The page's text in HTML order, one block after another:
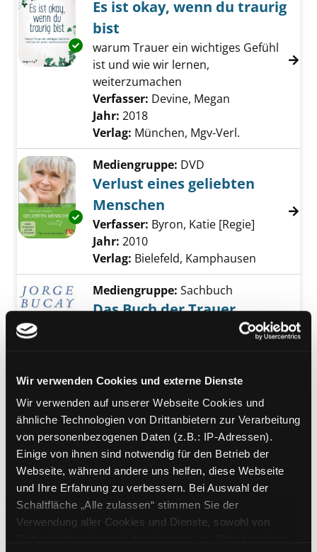
Wir verwenden Cookies und externe Dienste
Wir verwenden auf unserer Webseite Cookies und
ähnliche Technologien von Drittanbietern zur Verarbeitung
von personenbezogenen Daten (z.B.: IP-Adressen).
Einige von ihnen sind notwendig für den Betrieb der
Webseite, während andere uns helfen, diese Webseite
und Ihre Erfahrung zu verbessern. Bei Auswahl der
Schaltfläche „Alle zulassen“ stimmen Sie der
Verwendung aller Cookies und Dienste, sowohl von
Exemplar-Details von Es ist okay, wenn du
Es ist okay, wenn du traurig
bist
warum Trauer ein wichtiges Gefühl
ist und wie wir lernen,
weiterzumachen
Verfasser: Devine, Megan
Jahr: 2018
Verlag: München, Mgv-Verl.
Exemplar-Details von Verlust eines
Mediengruppe: DVD
Verlust eines geliebten
Menschen
Verfasser: Byron, Katie [Regie]
Jahr: 2010
Verlag: Bielefeld, Kamphausen
Mediengruppe: Sachbuch
Das Buch der Trauer
Wege aus Schmerz und Verlust
Suche nach
Verlag:Frankfurt/M., Fischer S.
Exemplar-Details von Warum gerade du?
Mediengruppe:Sachbuch
Warum gerade du?
persönliche Antworten auf die
großen Fragen der Trauer
Verfasser:Pachl-Eberhart, Barbara
Jahr:2014
Verlag: München, Integral-Verl.